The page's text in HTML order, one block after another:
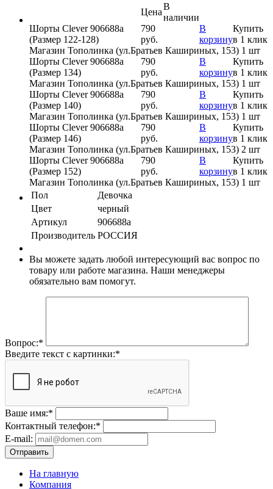
Цена
В
наличии
Шорты Clever 906688а
(Размер 122-128)
790
руб.
В
корзину
Купить
в 1 клик
Магазин Тополинка (ул.Братьев Кашириных, 153) 1 шт
Шорты Clever 906688а
(Размер 134)
790
руб.
В
корзину
Купить
в 1 клик
Магазин Тополинка (ул.Братьев Кашириных, 153) 1 шт
Шорты Clever 906688а
(Размер 140)
790
руб.
В
корзину
Купить
в 1 клик
Магазин Тополинка (ул.Братьев Кашириных, 153) 1 шт
Шорты Clever 906688а
(Размер 146)
790
руб.
В
корзину
Купить
в 1 клик
Магазин Тополинка (ул.Братьев Кашириных, 153) 2 шт
Шорты Clever 906688а
(Размер 152)
790
руб.
В
корзину
Купить
в 1 клик
Магазин Тополинка (ул.Братьев Кашириных, 153) 1 шт
Пол
Девочка
Цвет
черный
Артикул
906688а
Производитель РОССИЯ
Вы можете задать любой интересующий вас вопрос по
товару или работе магазина. Наши менеджеры
обязательно вам помогут.
Вопрос:*
Введите текст с картинки:*
Ваше имя:*
Контактный телефон:*
E-mail:
Отправить
На главную
Компания